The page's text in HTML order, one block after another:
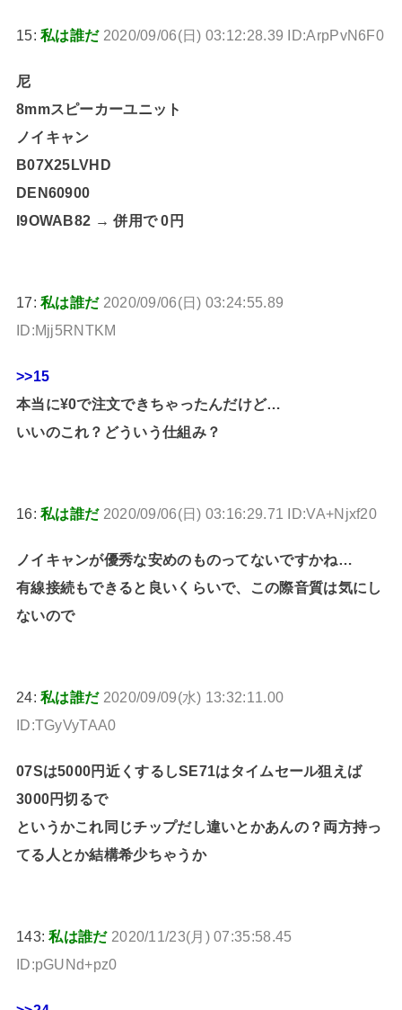
15:私は誰だ 2020/09/06(日) 03:12:28.39 ID:ArpPvN6F0
尼
8mmスピーカーユニット
ノイキャン
B07X25LVHD
DEN60900
I9OWAB82 → 併用で 0円
17:私は誰だ 2020/09/06(日) 03:24:55.89
ID:Mjj5RNTKM
>>15
本当に¥0で注文できちゃったんだけど…
いいのこれ？どういう仕組み？
16:私は誰だ 2020/09/06(日) 03:16:29.71 ID:VA+Njxf20
ノイキャンが優秀な安めのものってないですかね…
有線接続もできると良いくらいで、この際音質は気にし
ないので
24:私は誰だ 2020/09/09(水) 13:32:11.00
ID:TGyVyTAA0
07Sは5000円近くするしSE71はタイムセール狙えば
3000円切るで
というかこれ同じチップだし違いとかあんの？両方持っ
てる人とか結構希少ちゃうか
143:私は誰だ 2020/11/23(月) 07:35:58.45
ID:pGUNd+pz0